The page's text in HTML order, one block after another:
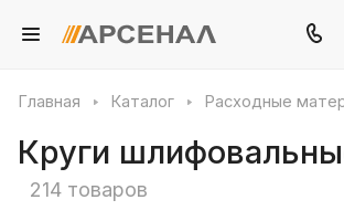
Главная Каталог Расходные
Круги
214 товаров